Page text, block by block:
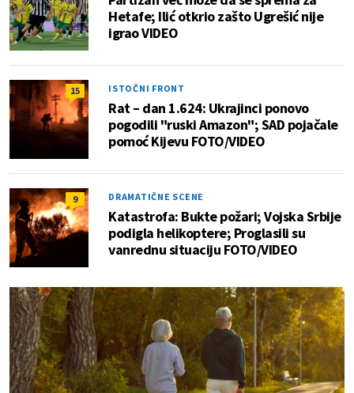
Hetafe; Ilić otkrio zašto Ugrešić nije
igrao VIDEO
15 ISTOČNI FRONT
Rat – dan 1.624: Ukrajinci ponovo
pogodili "ruski Amazon"; SAD pojačale
pomoć Kijevu FOTO/VIDEO
9 DRAMATIČNE SCENE
Katastrofa: Bukte požari; Vojska Srbije
podigla helikoptere; Proglasili su
vanrednu situaciju FOTO/VIDEO